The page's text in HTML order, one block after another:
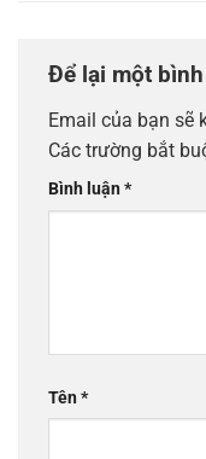
Để lại một
Email của bạn sẽ
Các trường bắt
Bình luận*
Tên*